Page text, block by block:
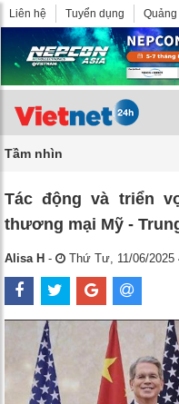
Liên hệ Tuyển dụng
Tầm nhìn
Tác động và triển
thương mại Mỹ -
Alisa H - Thứ Tư, 11/06/2025